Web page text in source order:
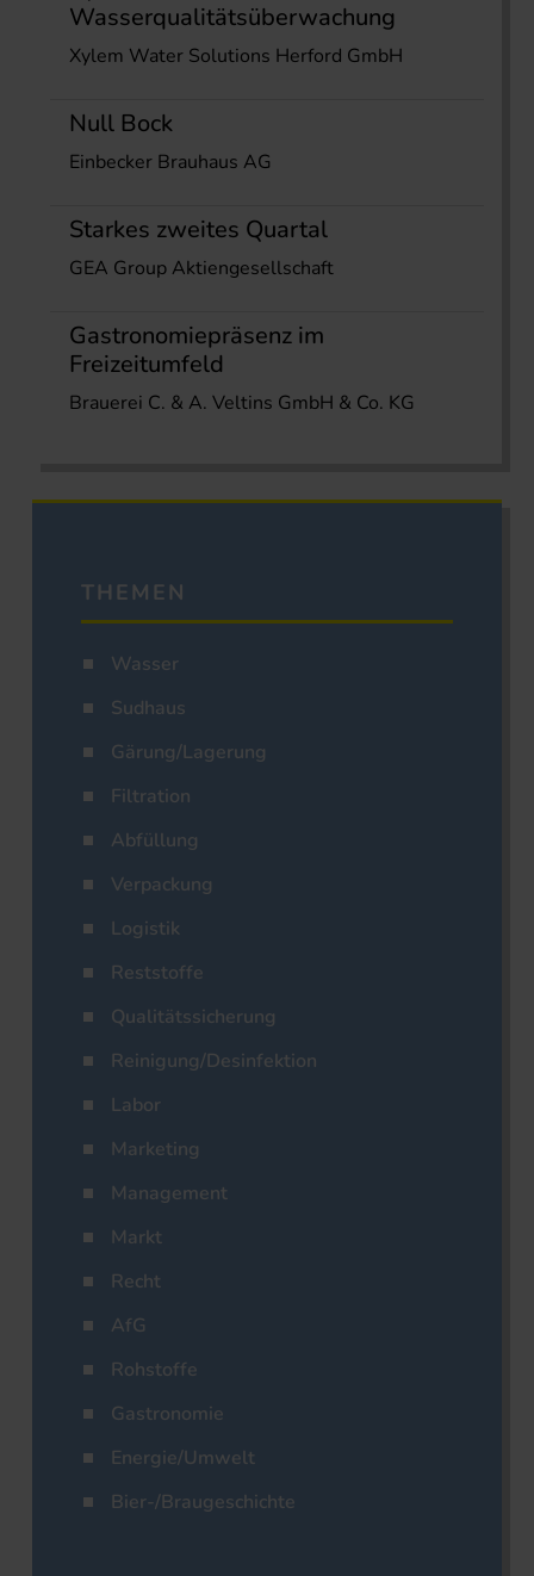
Wasserqualitätsüberwachung
Xylem Water Solutions Herford GmbH
Null Bock
Einbecker Brauhaus AG
Starkes zweites Quartal
GEA Group Aktiengesellschaft
Gastronomiepräsenz im
Freizeitumfeld
Brauerei C. & A. Veltins GmbH & Co. KG
THEMEN
Wasser
Sudhaus
Gärung/Lagerung
Filtration
Abfüllung
Verpackung
Logistik
Reststoffe
Qualitätssicherung
Reinigung/Desinfektion
Labor
Marketing
Management
Markt
Recht
AfG
Rohstoffe
Gastronomie
Energie/Umwelt
Bier-/Braugeschichte